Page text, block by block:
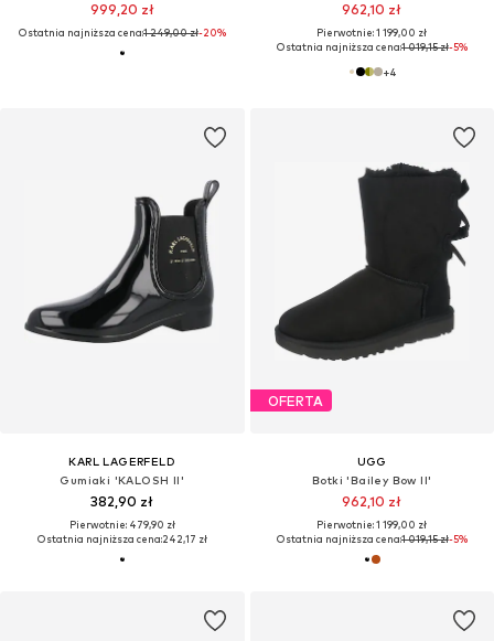
999,20 zł
Ostatnia najniższa cena:1 249,00 zł-20%
962,10 zł
Pierwotnie: 1 199,00 zł
Ostatnia najniższa cena:1 019,15 zł-5%
+4
KARL LAGERFELD
Gumiaki 'KALOSH II'
382,90 zł
Pierwotnie: 479,90 zł
Ostatnia najniższa cena:242,17 zł
OFERTA
UGG
Botki 'Bailey Bow II'
962,10 zł
Pierwotnie: 1 199,00 zł
Ostatnia najniższa cena:1 019,15 zł-5%